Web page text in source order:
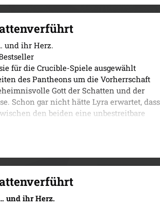
und ihr Herz.
für die Crucible-Spiele ausgewählt
des Pantheons um die Vorherrschaft
Gott der Schatten und der
Schon gar nicht hätte Lyra erwartet, dass
den beiden eine unbestreitbare
Hades die Regeln für sie bricht. Denn
die könnten für Lyra in mehrfacher
Burn-Spice, dramatischem Plot und
und ihr Herz.